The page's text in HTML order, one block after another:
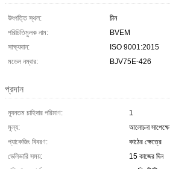
উৎপত্তি স্থল:
চীন
পরিচিতিমুলক নাম:
BVEM
সাক্ষ্যদান:
ISO 9001:2015
মডেল নম্বার:
BJV75E-426
প্রদান
ন্যূনতম চাহিদার পরিমাণ:
1
মূল্য:
আলোচনা সাপেক্ষে
প্যাকেজিং বিবরণ:
কাঠের ক্ষেত্রে
ডেলিভারি সময়:
15 কাজের দিন